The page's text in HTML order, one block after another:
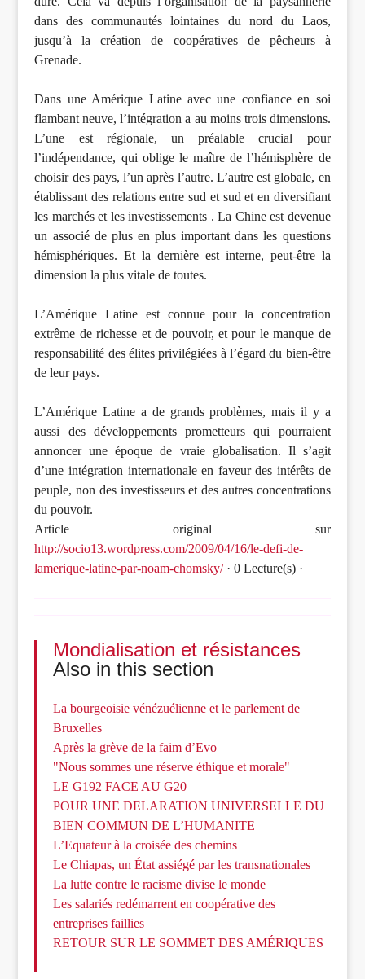
dans des communautés lointaines du nord du Laos,
jusqu’à la création de coopératives de pêcheurs à
Grenade.
Dans une Amérique Latine avec une confiance en soi
flambant neuve, l’intégration a au moins trois dimensions.
L’une est régionale, un préalable crucial pour
l’indépendance, qui oblige le maître de l’hémisphère de
choisir des pays, l’un après l’autre. L’autre est globale, en
établissant des relations entre sud et sud et en diversifiant
les marchés et les investissements . La Chine est devenue
un associé de plus en plus important dans les questions
hémisphériques. Et la dernière est interne, peut-être la
dimension la plus vitale de toutes.
L’Amérique Latine est connue pour la concentration
extrême de richesse et de pouvoir, et pour le manque de
responsabilité des élites privilégiées à l’égard du bien-être
de leur pays.
L’Amérique Latine a de grands problèmes, mais il y a
aussi des développements prometteurs qui pourraient
annoncer une époque de vraie globalisation. Il s’agit
d’une intégration internationale en faveur des intérêts de
peuple, non des investisseurs et des autres concentrations
du pouvoir.
Article original sur
http://socio13.wordpress.com/2009/04/16/le-defi-de-
lamerique-latine-par-noam-chomsky/· 0 Lecture(s) ·
Mondialisation et résistances
Also in this section
La bourgeoisie vénézuélienne et le parlement de
Bruxelles
Après la grève de la faim d’Evo
"Nous sommes une réserve éthique et morale"
LE G192 FACE AU G20
POUR UNE DELARATION UNIVERSELLE DU
BIEN COMMUN DE L’HUMANITE
L’Equateur à la croisée des chemins
Le Chiapas, un État assiégé par les transnationales
La lutte contre le racisme divise le monde
Les salariés redémarrent en coopérative des
entreprises faillies
RETOUR SUR LE SOMMET DES AMÉRIQUES